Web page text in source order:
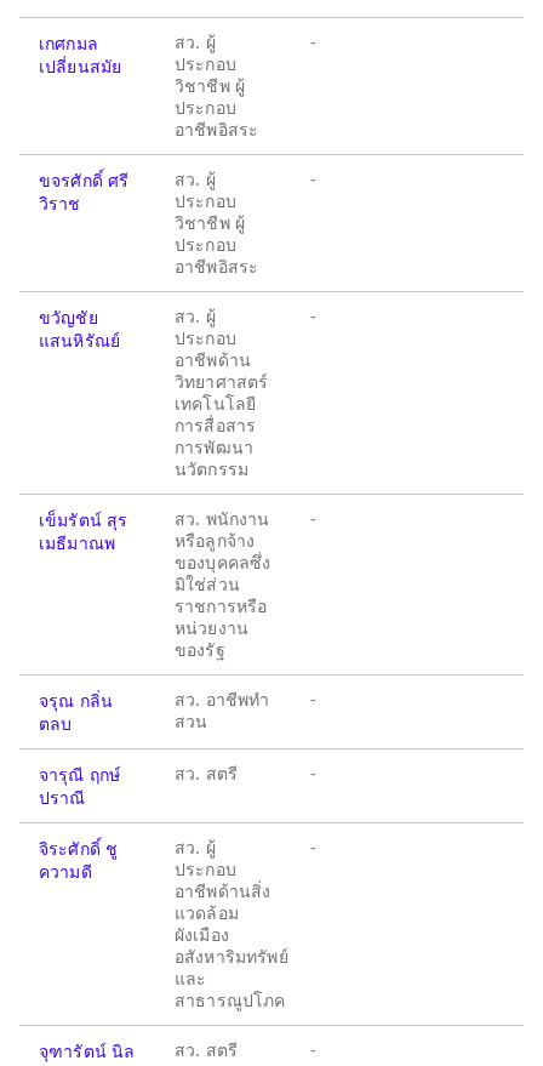
เกศกมล
เปลี่ยนสมัย
สว. ผู้
ประกอบ
วิชาชีพ ผู้
ประกอบ
อาชีพอิสระ
-
ขจรศักดิ์ ศรี
วิราช
สว. ผู้
ประกอบ
วิชาชีพ ผู้
ประกอบ
อาชีพอิสระ
-
ขวัญชัย
แสนหิรัณย์
สว. ผู้
ประกอบ
อาชีพด้าน
วิทยาศาสตร์
เทคโนโลยี
การสื่อสาร
การพัฒนา
นวัตกรรม
-
เข็มรัตน์ สุร
เมธีมาณพ
สว. พนักงาน
หรือลูกจ้าง
ของบุคคลซึ่ง
มิใช่ส่วน
ราชการหรือ
หน่วยงาน
ของรัฐ
-
จรุณ กลิ่น
ตลบ
สว. อาชีพทำ
สวน
-
จารุณี ฤกษ์
ปราณี
สว. สตรี -
จิระศักดิ์ ชู
ความดี
สว. ผู้
ประกอบ
อาชีพด้านสิ่ง
แวดล้อม
ผังเมือง
อสังหาริมทรัพย์
และ
สาธารณูปโภค
-
จุฑารัตน์ นิล
สว. สตรี -